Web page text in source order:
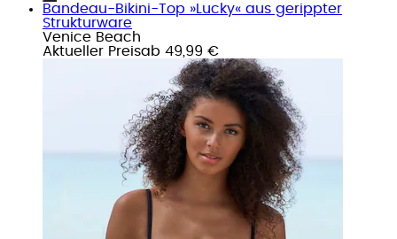
Bandeau-Bikini-Top »Lucky« aus gerippter
Strukturware
Venice Beach
Aktueller Preisab 49,99 €